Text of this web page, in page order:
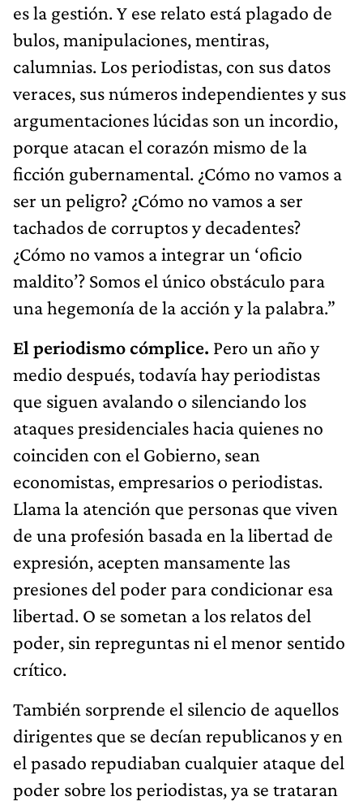
es la gestión. Y ese relato está plagado de
bulos, manipulaciones, mentiras,
calumnias. Los periodistas, con sus datos
veraces, sus números independientes y sus
argumentaciones lúcidas son un incordio,
porque atacan el corazón mismo de la
ficción gubernamental. ¿Cómo no vamos a
ser un peligro? ¿Cómo no vamos a ser
tachados de corruptos y decadentes?
¿Cómo no vamos a integrar un ‘oficio
maldito’? Somos el único obstáculo para
una hegemonía de la acción y la palabra.”
El periodismo cómplice. Pero un año y
medio después, todavía hay periodistas
que siguen avalando o silenciando los
ataques presidenciales hacia quienes no
coinciden con el Gobierno, sean
economistas, empresarios o periodistas.
Llama la atención que personas que viven
de una profesión basada en la libertad de
expresión, acepten mansamente las
presiones del poder para condicionar esa
libertad. O se sometan a los relatos del
poder, sin repreguntas ni el menor sentido
crítico.
También sorprende el silencio de aquellos
dirigentes que se decían republicanos y en
el pasado repudiaban cualquier ataque del
poder sobre los periodistas, ya se trataran